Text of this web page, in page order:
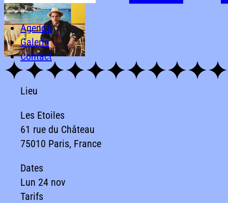
Agenda
Galerie
Contact
Lieu
Les Etoiles
61 rue du Château
75010 Paris, France
Dates
Lun 24 nov
Tarifs